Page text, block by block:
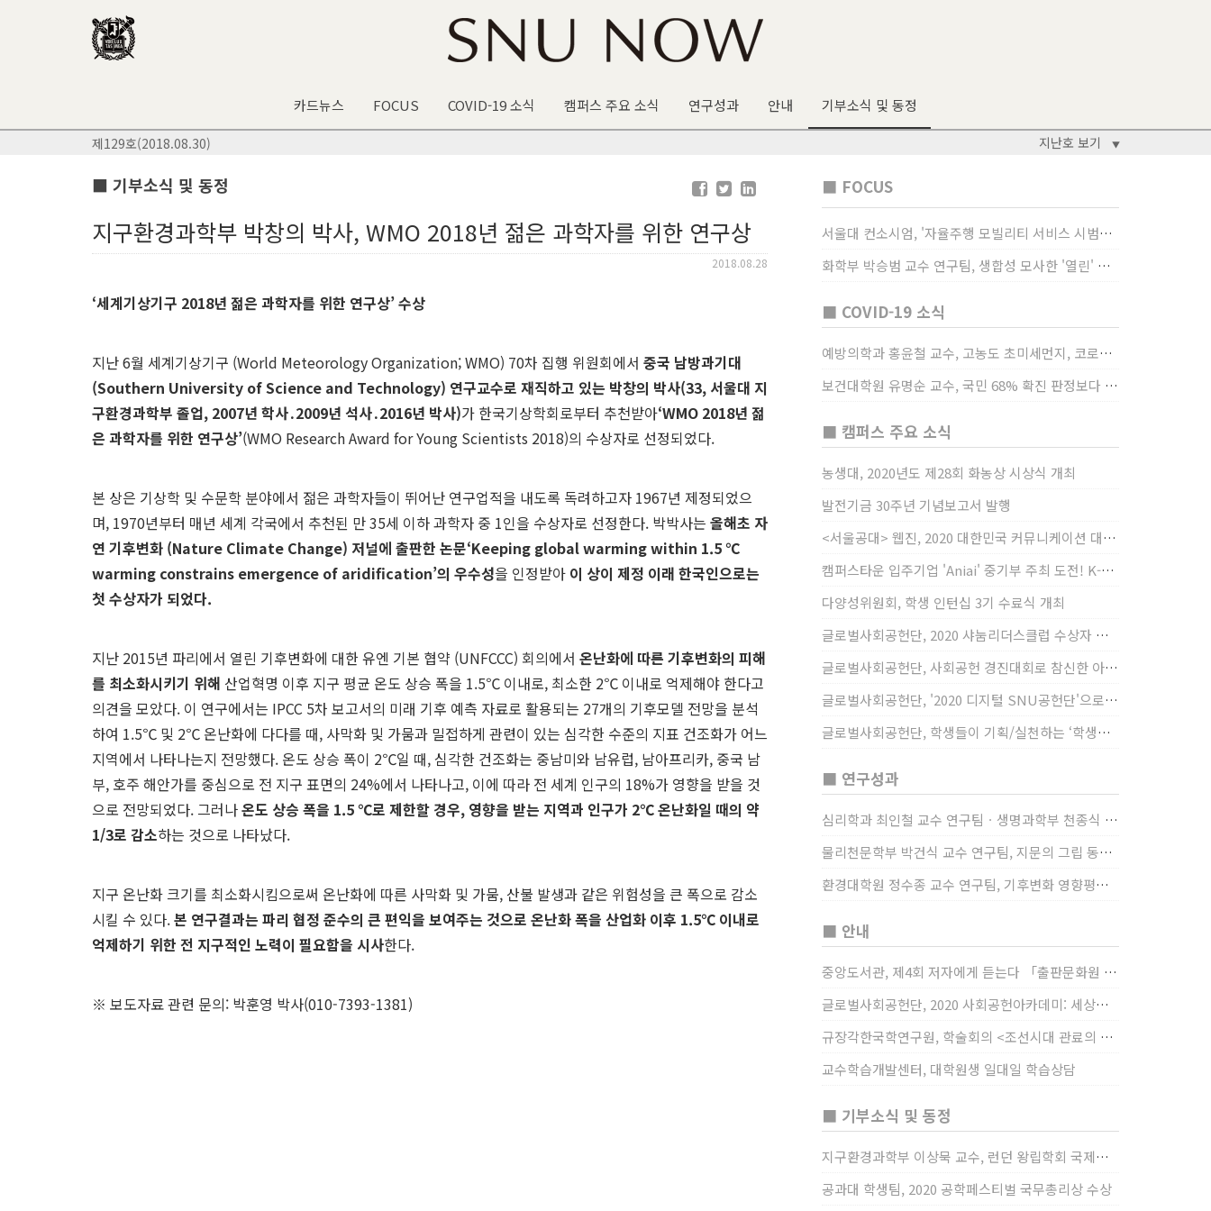
카드뉴스 FOCUS COVID-19 소식 캠퍼스 주요 소식 연구성과 안내 기부소식 및 동정
제129호(2018.08.30) 지난호 보기 ▼
■ 기부소식 및 동정
지구환경과학부 박창의 박사, WMO 2018년 젊은 과학자를 위한 연구상
2018.08.28
‘세계기상기구 2018년 젊은 과학자를 위한 연구상’수상
지난 6월 세계기상기구 (World Meteorology Organization; WMO) 70차 집행 위원회에서 중국 남방과기대
(Southern University of Science and Technology) 연구교수로 재직하고 있는 박창의 박사(33, 서울대 지
구환경과학부 졸업, 2007년 학사․2009년 석사․2016년 박사)가 한국기상학회로부터 추천받아‘WMO 2018년 젊
은 과학자를 위한 연구상’(WMO Research Award for Young Scientists 2018)의 수상자로 선정되었다.
본 상은 기상학 및 수문학 분야에서 젊은 과학자들이 뛰어난 연구업적을 내도록 독려하고자 1967년 제정되었으
며, 1970년부터 매년 세계 각국에서 추천된 만 35세 이하 과학자 중 1인을 수상자로 선정한다. 박박사는 올해초 자
연 기후변화 (Nature Climate Change) 저널에 출판한 논문‘Keeping global warming within 1.5℃
warming constrains emergence of aridification’의 우수성을 인정받아 이 상이 제정 이래 한국인으로는
첫 수상자가 되었다.
지난 2015년 파리에서 열린 기후변화에 대한 유엔 기본 협약 (UNFCCC) 회의에서 온난화에 따른 기후변화의 피해
를 최소화시키기 위해 산업혁명 이후 지구 평균 온도 상승 폭을 1.5℃ 이내로, 최소한 2℃ 이내로 억제해야 한다고
의견을 모았다. 이 연구에서는 IPCC 5차 보고서의 미래 기후 예측 자료로 활용되는 27개의 기후모델 전망을 분석
하여 1.5℃ 및 2℃ 온난화에 다다를 때, 사막화 및 가뭄과 밀접하게 관련이 있는 심각한 수준의 지표 건조화가 어느
지역에서 나타나는지 전망했다. 온도 상승 폭이 2℃일 때, 심각한 건조화는 중남미와 남유럽, 남아프리카, 중국 남
부, 호주 해안가를 중심으로 전 지구 표면의 24%에서 나타나고, 이에 따라 전 세계 인구의 18%가 영향을 받을 것
으로 전망되었다. 그러나온도 상승 폭을 1.5℃로 제한할 경우, 영향을 받는 지역과 인구가 2℃온난화일 때의 약
1/3로 감소하는 것으로 나타났다.
지구 온난화 크기를 최소화시킴으로써 온난화에 따른 사막화 및 가뭄, 산불 발생과 같은 위험성을 큰 폭으로 감소
시킬 수 있다.본 연구결과는 파리 협정 준수의 큰 편익을 보여주는 것으로 온난화 폭을 산업화 이후 1.5℃ 이내로
억제하기 위한 전 지구적인 노력이 필요함을 시사한다.
※ 보도자료 관련 문의: 박훈영 박사(010-7393-1381)
■ FOCUS
서울대 컨소시엄, '자율주행 모빌리티 서비스 시범사업' 수행
화학부 박승범 교수 연구팀, 생합성 모사한 '열린' 비타민 B3 합성법 개발
■ COVID-19 소식
예방의학과 홍윤철 교수, 고농도 초미세먼지, 코로나19 발병률·치명률 높인다
보건대학원 유명순 교수, 국민 68% 확진 판정보다 걸렸단 이유로 비난받는 걸 더 두려해
■ 캠퍼스 주요 소식
농생대, 2020년도 제28회 화농상 시상식 개최
발전기금 30주년 기념보고서 발행
<서울공대> 웹진, 2020 대한민국 커뮤니케이션 대상 창간사보 부문 최우수상 선정
캠퍼스타운 입주기업 'Aniai' 중기부 주최 도전! K-스타트업 대상 수상
다양성위원회, 학생 인턴십 3기 수료식 개최
글로벌사회공헌단, 2020 샤눔리더스클럽 수상자 시상
글로벌사회공헌단, 사회공헌 경진대회로 참신한 아이디어 발굴, 지원
글로벌사회공헌단, '2020 디지털 SNU공헌단'으로 새로운 사회공헌에 도전
글로벌사회공헌단, 학생들이 기획/실천하는 ‘학생사회공헌단 프로젝트’ 진행
■ 연구성과
심리학과 최인철 교수 연구팀ㆍ생명과학부 천종식 교수 연구팀, 장내 마이크로바이옴과 정서적 웰빙간 관계 규명
물리천문학부 박건식 교수 연구팀, 지문의 그립 동작에서의 역할 및 원리 규명
환경대학원 정수종 교수 연구팀, 기후변화 영향평가 모형을 통해 기후변화에 따른 급격한 토양수분의 감소가 발생하는 지역과 시간을 규명
■ 안내
중앙도서관, 제4회 저자에게 듣는다 「출판문화원 저술강연 개최」(12/17)
글로벌사회공헌단, 2020 사회공헌아카데미: 세상을 바꾸는 가슴 따뜻한 나눔(12/23~24)
규장각한국학연구원, 학술회의 <조선시대 관료의 인사> (12/22)
교수학습개발센터, 대학원생 일대일 학습상담
■ 기부소식 및 동정
지구환경과학부 이상묵 교수, 런던 왕립학회 국제장애인의 날 기념 “전 세계 장애가 있는 과학자”에 소개
공과대 학생팀, 2020 공학페스티벌 국무총리상 수상